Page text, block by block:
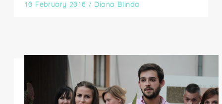
10 February 2016 / Diana Blinda